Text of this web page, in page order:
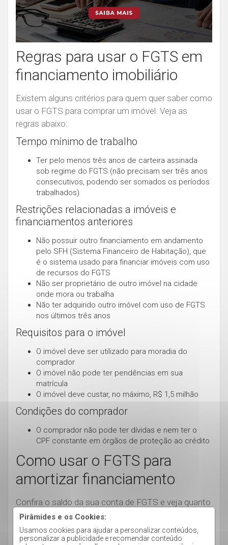
Pirâmides e os Cookies:
Usamos cookies para ajudar a personalizar conteúdos,
personalizar a publicidade e recomendar conteúdo
Regras para usar o FGTS em
financiamento imobiliário
Existem alguns critérios para quem quer saber como
usar o FGTS para comprar um imóvel. Veja as
regras abaixo:
Tempo mínimo de trabalho
Ter pelo menos três anos de carteira assinada
sob regime do FGTS (não precisam ser três anos
consecutivos, podendo ser somados os períodos
trabalhados)
Restrições relacionadas a imóveis e
financiamentos anteriores
Não possuir outro financiamento em andamento
pelo SFH (Sistema Financeiro de Habitação), que
é o sistema usado para financiar imóveis com uso
de recursos do FGTS
Não ser proprietário de outro imóvel na cidade
onde mora ou trabalha
Não ter adquirido outro imóvel com uso de FGTS
nos últimos três anos
Requisitos para o imóvel
O imóvel deve ser utilizado para moradia do
comprador
O imóvel não pode ter pendências em sua
matrícula
O imóvel deve custar, no máximo, R$ 1,5 milhão
Condições do comprador
O comprador não pode ter dívidas e nem ter o
CPF constante em órgãos de proteção ao crédito
Como usar o FGTS para
amortizar financiamento
Confira o saldo da sua conta de FGTS e veja quanto
pode ser utilizado na operação de compra,
liquidação ou amortização de seu saldo devedor ou
ainda, das parcelas de seu contrato. Esse é o